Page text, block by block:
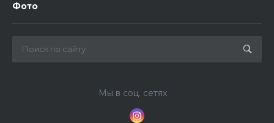
Фото
Мы в соц. сетях